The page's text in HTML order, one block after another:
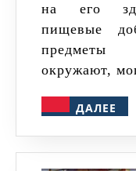
на его
пищевые
предметы
окружают,
ДАЛЕЕ